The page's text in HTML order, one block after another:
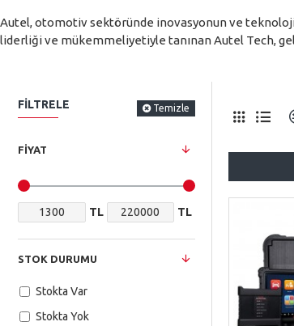
Autel, otomotiv sektöründe inovasyonun ve
liderliği ve mükemmeliyetiyle tanınan Autel Tech,
FILTRELE Temizle
FIYAT
TL TL
STOK DURUMU
Stokta Var
Stokta Yok